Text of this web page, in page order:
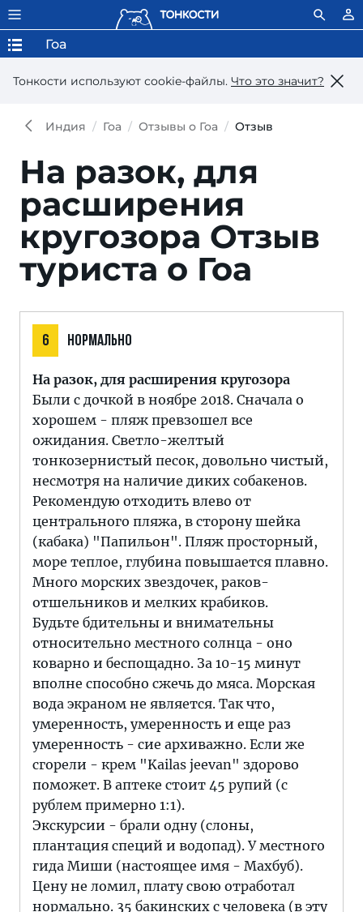
Тонкости используют сookie-файлы. Что это значит?
Гоа
Индия Гоа Отзывы о Гоа Отзыв
На разок, для
расширения
кругозора Отзыв
туриста о Гоа
6 НОРМАЛЬНО
На разок, для расширения кругозора
Были с дочкой в ноябре 2018. Сначала о
хорошем - пляж превзошел все
ожидания. Светло-желтый
тонкозернистый песок, довольно чистый,
несмотря на наличие диких собакенов.
Рекомендую отходить влево от
центрального пляжа, в сторону шейка
(кабака) "Папильон". Пляж просторный,
море теплое, глубина повышается плавно.
Много морских звездочек, раков-
отшельников и мелких крабиков.
Будьте бдительны и внимательны
относительно местного солнца - оно
коварно и беспощадно. За 10-15 минут
вполне способно сжечь до мяса. Морская
вода экраном не является. Так что,
умеренность, умеренность и еще раз
умеренность - сие архиважно. Если же
сгорели - крем "Kailas jeevan" здорово
поможет. В аптеке стоит 45 рупий (с
рублем примерно 1:1).
Экскурсии - брали одну (слоны,
плантация специй и водопад). У местного
гида Миши (настоящее имя - Махбуб).
Цену не ломил, плату свою отработал
нормально. 35 бакинских с человека (в эту